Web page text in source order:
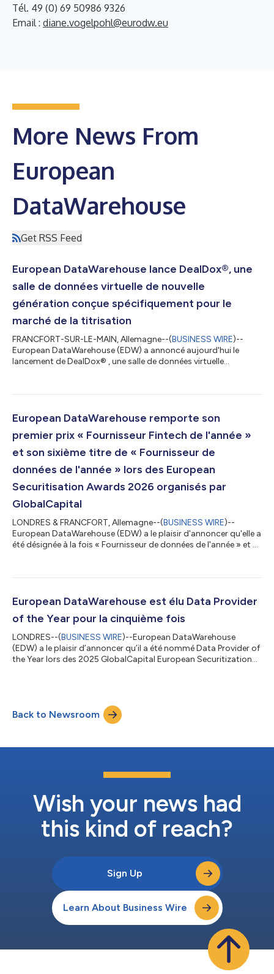
Tél. 49 (0) 69 50986 9326
Email : diane.vogelpohl@eurodw.eu
More News From
European
DataWarehouse
Get RSS Feed
European DataWarehouse lance DealDox®, une
salle de données virtuelle de nouvelle
génération conçue spécifiquement pour le
marché de la titrisation
FRANCFORT-SUR-LE-MAIN, Allemagne--(BUSINESS WIRE)--
European DataWarehouse (EDW) a annoncé aujourd'hui le
lancement de DealDox® , une salle de données virtuelle
répondre aux défis de longue date liés à la gestion des données
environnement unique et sécurisé où toutes les parties
prenantes peuvent collaborer efficac...
European DataWarehouse remporte son
premier prix « Fournisseur Fintech de l'année »
et son sixième titre de « Fournisseur de
données de l'année » lors des European
Securitisation Awards 2026 organisés par
GlobalCapital
LONDRES & FRANCFORT, Allemagne--(BUSINESS WIRE)--
European DataWarehouse (EDW) a le plaisir d'annoncer qu'elle a
été désignée à la fois « Fournisseur de données de l'année » et «
tenue à Londres. La cérémonie de remise des prix récompense
structuré européen, les lauréats étant sélectionnés par un vote
ouvert à l'ense...
European DataWarehouse est élu Data Provider
of the Year pour la cinquième fois
LONDRES--(BUSINESS WIRE)--European DataWarehouse
(EDW) a le plaisir d’annoncer qu’il a été nommé Data Provider of
the Year lors des 2025 GlobalCapital European Securitization
par un vote populaire des participants de l’industrie. Comme le
définit GlobalCapital, le programme récompense « les meilleurs
Back to Newsroom
Wish your news had
this kind of reach?
Sign Up
Learn About Business Wire